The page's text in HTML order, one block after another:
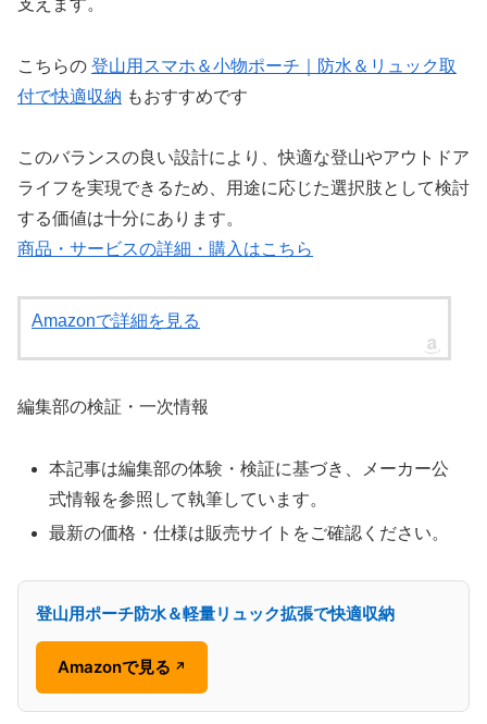
こちらの 登山用スマホ＆小物ポーチ｜防水＆リュック取
付で快適収納 もおすすめです
このバランスの良い設計により、快適な登山やアウトドア
ライフを実現できるため、用途に応じた選択肢として検討
する価値は十分にあります。
商品・サービスの詳細・購入はこちら
Amazonで詳細を見る
編集部の検証・一次情報
本記事は編集部の体験・検証に基づき、メーカー公
式情報を参照して執筆しています。
最新の価格・仕様は販売サイトをご確認ください。
登山用ポーチ防水＆軽量リュック拡張で快適収納
Amazonで見る ↗